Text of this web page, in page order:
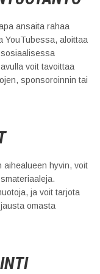
ansaita rahaa
YouTubessa, aloittaa
voit tavoittaa
sponsoroinnin tai
aihealueen hyvin, voit
ja voit tarjota
omasta